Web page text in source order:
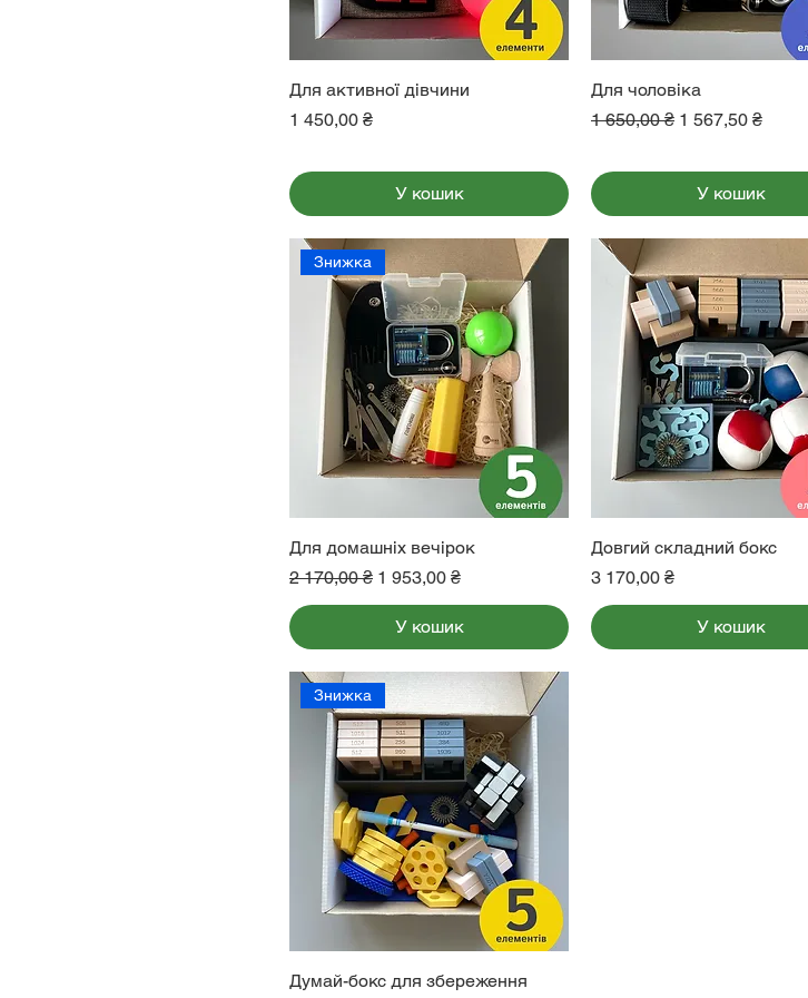
Для активної дівчини
Ціна
1 450,00 ₴
У кошик
Для чоловіка
Звичайна ціна
1 650,00 ₴ За розпродажем
1 567,50 ₴
У кошик
Знижка
Для домашніх вечірок
Звичайна ціна
2 170,00 ₴ За розпродажем
1 953,00 ₴
У кошик
Довгий складний бокс
Ціна
3 170,00 ₴
У кошик
Знижка
Думай-бокс для збереження